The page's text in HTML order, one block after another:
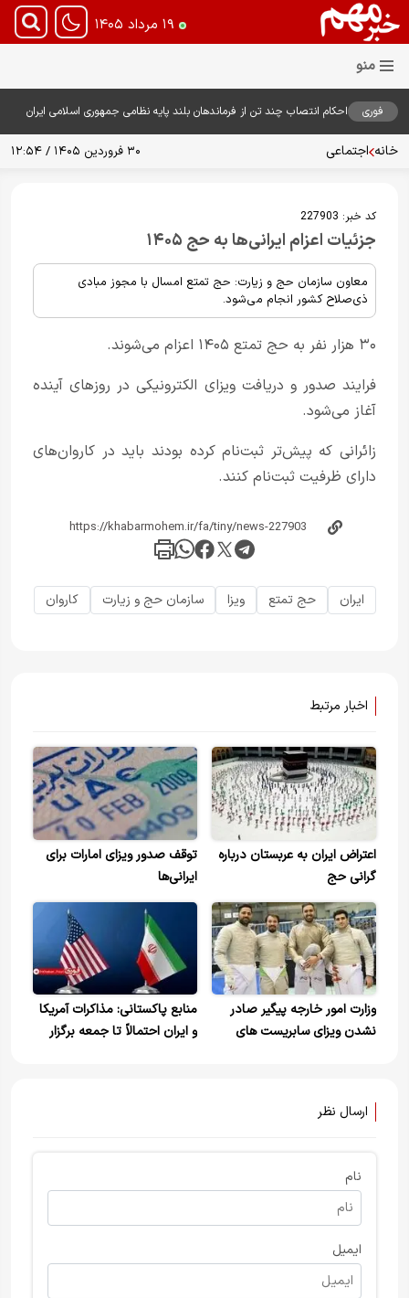
۱۹ مرداد ۱۴۰۵
فوری
احکام انتصاب چند تن از فرماندهان بلند پایه نظامی جمهوری اسلامی ایران
خانه اجتماعی ۳۰ فروردین ۱۴۰۵ / ۱۲:۵۴
کد خبر: 227903
جزئیات اعزام ایرانی‌ها به حج ۱۴۰۵
معاون سازمان حج و زیارت: حج تمتع امسال با مجوز مبادی
ذی‌صلاح کشور انجام می‌شود.
۳۰ هزار نفر به حج تمتع ۱۴۰۵ اعزام می‌شوند.
فرایند صدور و دریافت ویزای الکترونیکی در روزهای آینده
آغاز می‌شود.
زائرانی که پیش‌تر ثبت‌نام کرده بودند باید در کاروان‌های
دارای ظرفیت ثبت‌نام کنند.
ایران حج تمتع ویزا سازمان حج و زیارت کاروان
اخبار مرتبط
اعتراض ایران به عربستان درباره
گرانی حج
توقف صدور ویزای امارات برای
ایرانی‌ها
وزارت امور خارجه پیگیر صادر
نشدن ویزای سابریست های
منابع پاکستانی: مذاکرات آمریکا
و ایران احتمالاً تا جمعه برگزار
ارسال نظر
نام
ایمیل